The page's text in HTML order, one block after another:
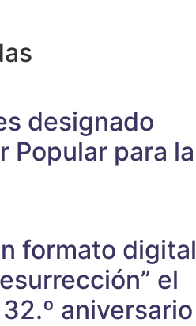
designado
Popular para la
formato digital
el
aniversario